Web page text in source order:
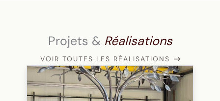
Projets & Réalisations
VOIR TOUTES LES RÉALISATIONS